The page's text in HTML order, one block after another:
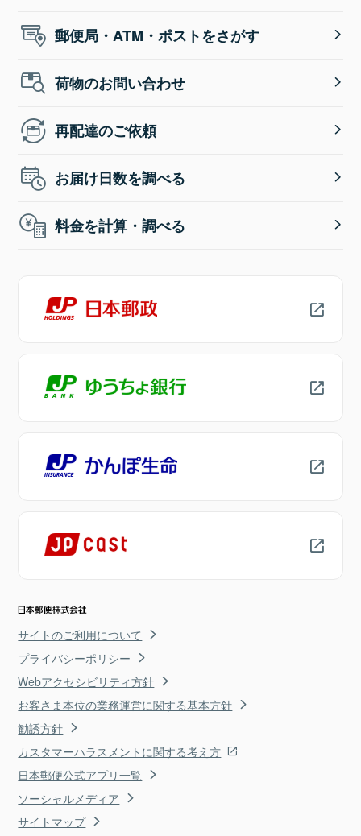
郵便局・ATM・ポストをさがす
荷物のお問い合わせ
再配達のご依頼
お届け日数を調べる
料金を計算・調べる
サイトのご利用について
プライバシーポリシー
Webアクセシビリティ方針
お客さま本位の業務運営に関する基本方針
勧誘方針
カスタマーハラスメントに関する考え方
日本郵便公式アプリ一覧
ソーシャルメディア
サイトマップ